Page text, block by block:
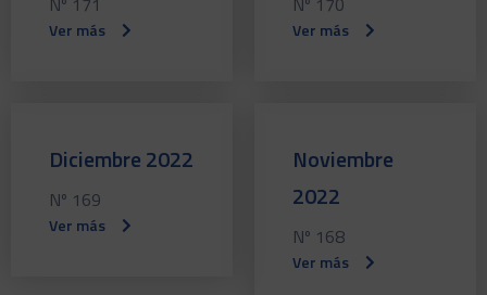
Ver más Ver más
Diciembre 2022
Nº 169
Ver más
Noviembre
2022
Nº 168
Ver más